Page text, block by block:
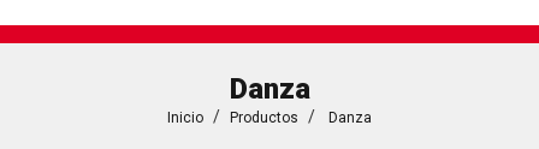
Danza
Inicio Productos Danza